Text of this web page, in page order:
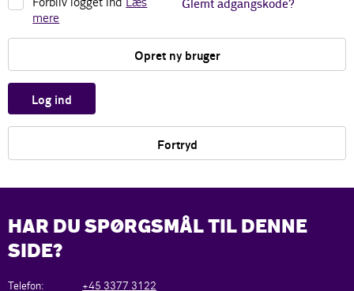
mere
Glemt adgangskode?
Opret ny bruger
Log ind
Fortryd
HAR DU SPØRGSMÅL TIL DENNE
SIDE?
Telefon: +45 3377 3122